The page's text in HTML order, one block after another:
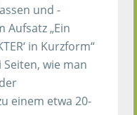
und -
Aufsatz „Ein
in Kurzform“
wie man
einem etwa 20-